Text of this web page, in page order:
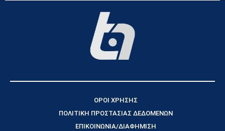
ΟΡΟΙ ΧΡΗΣΗΣ
ΠΟΛΙΤΙΚΗ ΠΡΟΣΤΑΣΙΑΣ ΔΕΔΟΜΕΝΩΝ
ΕΠΙΚΟΙΝΩΝΙΑ/ΔΙΑΦΗΜΙΣΗ